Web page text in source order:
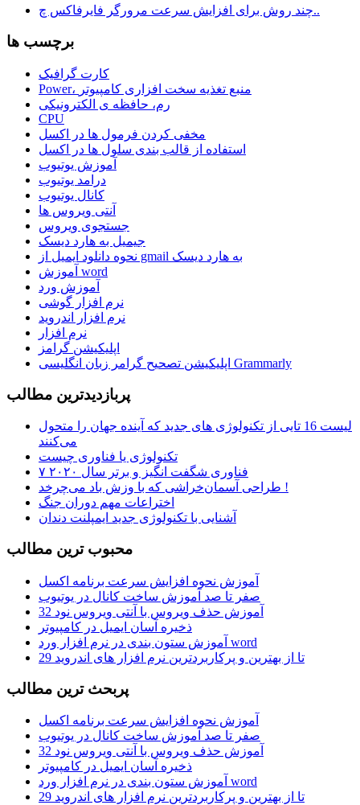
چند روش برای افزایش سرعت مرورگر فایرفاکس چ..
برچسب ها
کارت گرافیک
Power، منبع تغذیه سخت افزاری کامپیوتر
رم، حافظه ی الکترونیکی
CPU
مخفی کردن فرمول ها در اکسل
استفاده از قالب بندی سلول ها در اکسل
آموزش یوتیوب
درامد یوتیوب
کانال یوتیوب
آنتی ویروس ها
جستجوی ویروس
جیمیل به هارد دیسک
نحوه دانلود ایمیل از gmail به هارد دیسک
آموزش word
آموزش ورد
نرم افزار گوشی
نرم افزار اندروید
نرم افزار
اپلیکیشن گرامز
اپلیکیشن تصحیح گرامر زبان انگلیسی Grammarly
پربازديدترين مطالب
لیست 16 تایی از تکنولوژی های جدید که آینده جهان را متحول
می‌کنند
تکنولوژی یا فناوری چیست
۷ فناوری شگفت انگیز و برتر سال ۲۰۲۰
طراحی آسمان‌خراشی که با وزش باد می‌چرخد !
اختراعات مهم دوران جنگ
آشنایی با تکنولوژی جدید ایمپلنت دندان
محبوب ترين مطالب
آموزش نحوه افزایش سرعت برنامه اکسل
صفر تا صد آموزش ساخت کانال در یوتیوب
آموزش حذف ویروس با آنتی ویروس نود 32
ذخیره آسان ایمیل در کامپیوتر
آموزش ستون بندی در نرم افزار ورد word
29 تا از بهترین و پرکاربردترین نرم افزار های اندروید
پربحث ترين مطالب
آموزش نحوه افزایش سرعت برنامه اکسل
صفر تا صد آموزش ساخت کانال در یوتیوب
آموزش حذف ویروس با آنتی ویروس نود 32
ذخیره آسان ایمیل در کامپیوتر
آموزش ستون بندی در نرم افزار ورد word
29 تا از بهترین و پرکاربردترین نرم افزار های اندروید